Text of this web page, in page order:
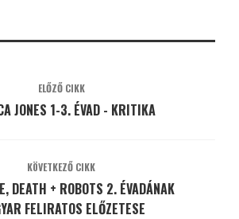
ELŐZŐ CIKK
JONES 1-3. ÉVAD - KRITIKA
KÖVETKEZŐ CIKK
DEATH + ROBOTS 2. ÉVADÁNAK
FELIRATOS ELŐZETESE